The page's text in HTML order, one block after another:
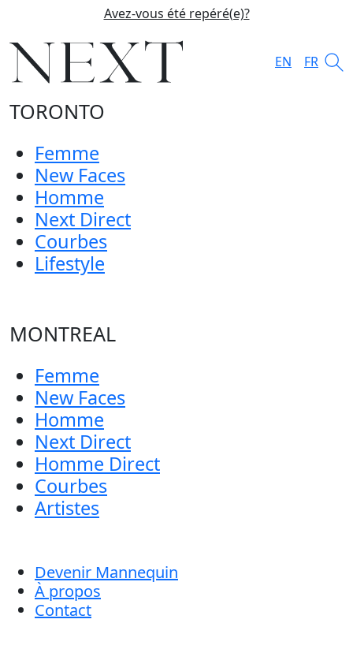
Avez-vous été repéré(e)?
EN FR
TORONTO
Femme
New Faces
Homme
Next Direct
Courbes
Lifestyle
MONTREAL
Femme
New Faces
Homme
Next Direct
Homme Direct
Courbes
Artistes
Devenir Mannequin
À propos
Contact